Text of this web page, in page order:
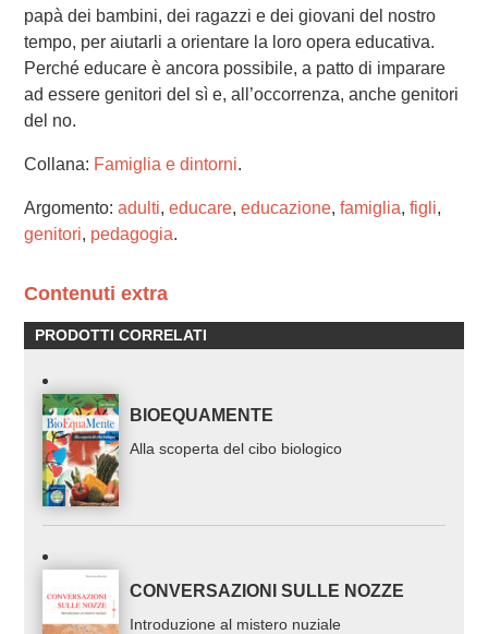
papà dei bambini, dei ragazzi e dei giovani del nostro
tempo, per aiutarli a orientare la loro opera educativa.
Perché educare è ancora possibile, a patto di imparare
ad essere genitori del sì e, all’occorrenza, anche genitori
del no.
Collana: Famiglia e dintorni.
Argomento: adulti, educare, educazione, famiglia, figli,
genitori, pedagogia.
Contenuti extra
PRODOTTI CORRELATI
BIOEQUAMENTE
Alla scoperta del cibo biologico
CONVERSAZIONI SULLE NOZZE
Introduzione al mistero nuziale